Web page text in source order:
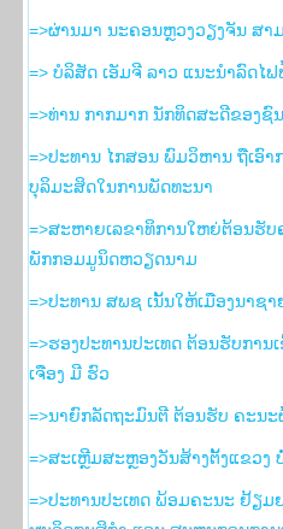
=>ຜ່ານມາ ນະຄອນຫຼວງວຽງຈັນ ສ
=> ບໍລິສັດ ເອັມຈີ ລາວ ແນະນຳລົດໄຟ
=>ທ່ານ ກາກມາກ ນັກທິດສະດີຂອງຊົ
=>ປະທານ ໄກສອນ ພົມວິຫານ ຖືເອົ
ບຸລິມະສິດໃນການພັດທະນາ
=>ສະຫາຍເລຂາທິການໃຫຍ່ຕ້ອນຮັບ
ພັກກອມມູນິດຫວຽດນາມ
=>ປະທານ ສພຊ ເນັ້ນໃຫ້ເມືອງນາຊາ
=>ຮອງ​ປະທານ​ປະເທດ ຕ້ອນຮັບ​ການ​
ເຈືອງ ມີ ຮົວ
=>ນາຍົກລັດຖະມົນຕີ ຕ້ອນຮັບ ຄະນ
=>ສະເຫຼີມສະຫຼອງວັນສ້າງຕັ້ງແຂວງ
=>ປະທານປະເທດ ພ້ອມຄະນະ ຢ້ຽ